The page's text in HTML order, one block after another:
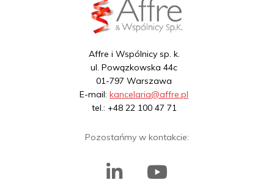
Affre i Wspólnicy sp. k.
ul. Powązkowska 44c
01-797 Warszawa
E-mail: kancelaria@affre.pl
tel.: +48 22 100 47 71
Pozostańmy w kontakcie: